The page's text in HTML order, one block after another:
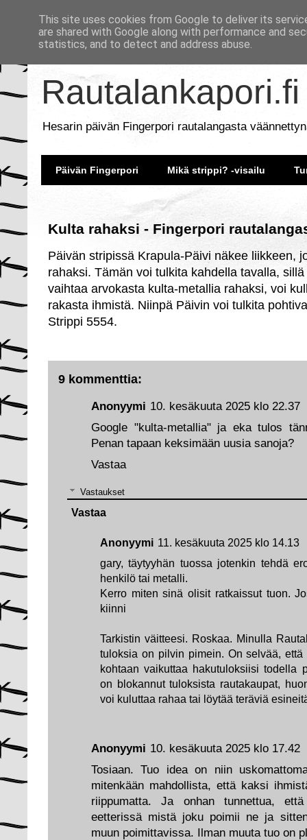
Rautalankapori.fi
Hesarin päivän Fingerpori rautalangasta
Päivän Fingerpori Mikä strippi? -visailu
Kulta rahaksi - Fingerpori
Päivän stripissä Krapula-Päivi näkee liikkeen,
rahaksi. Tämän voi tulkita kahdella tavalla,
vaihtaa arvokasta kulta-metallia rahaksi, voi
rakasta ihmistä. Niinpä Päivin voi tulkita
Strippi 5554.
9 kommenttia:
Anonyymi 10. kesäkuuta 2025 klo 17.42
Tosiaan. Tuo idea on niin
mitenkään mahdollista, että kaksi
riippumatta. Ja onhan tunnettua,
eetterissä mistä joku poimii ne ja
muun poimittavissa. Ilman muuta tuo on
Anonyymi 10. kesäkuuta 2025 klo 22.37
Google "kulta-metallia" ja eka tulos
Penan tapaan keksimään uusia sanoja?
Vastaa
Vastaukset
Anonyymi 11. kesäkuuta 2025 klo 14.13
gary, täytyyhän tuossa jotenkin tehdä
henkilö tai metalli.
Kerro miten sinä olisit ratkaissut tuon.
kiinni
Tarkistin väitteesi. Roskaa. Minulla
tuloksia on pilvin pimein. On selvää,
kohtaan vaikuttaa hakutuloksiisi todella
on blokannut tuloksista rautakaupat,
voi kuluttaa rahaa tai löytää teräviä
Vastaa
This site uses cookies from Google to deliver its
are shared with Google along with performance and
statistics, and to detect and address abuse.